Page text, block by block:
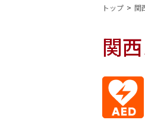
トップ 関
関